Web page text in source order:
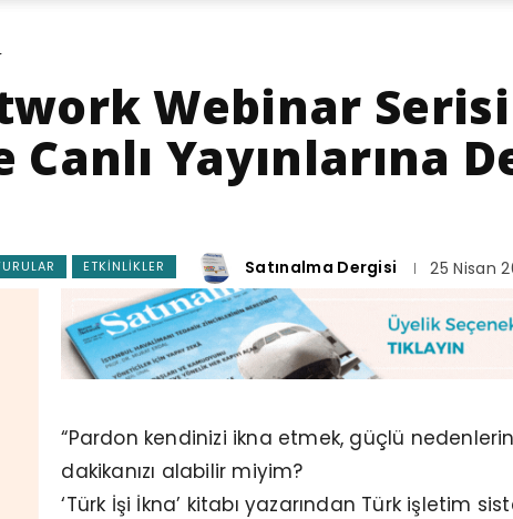
Webinar
Yayınlarına
ETKINLIKLER Satınalma Dergisi 25 Nisan
“Pardon kendinizi ikna etmek, güçlü
dakikanızı alabilir miyim?
‘Türk İşi İkna’ kitabı yazarından Türk işletim